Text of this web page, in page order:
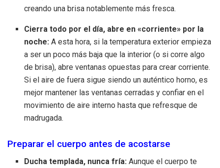
creando una brisa notablemente más fresca.
Cierra todo por el día, abre en «corriente» por la
noche: A esta hora, si la temperatura exterior empieza
a ser un poco más baja que la interior (o si corre algo
de brisa), abre ventanas opuestas para crear corriente.
Si el aire de fuera sigue siendo un auténtico horno, es
mejor mantener las ventanas cerradas y confiar en el
movimiento de aire interno hasta que refresque de
madrugada.
Preparar el cuerpo antes de acostarse
Ducha templada, nunca fría: Aunque el cuerpo te